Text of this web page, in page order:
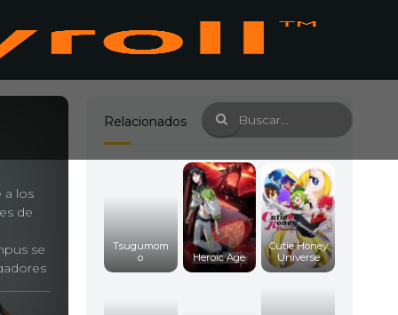
a los
de
se
Relacionados
Tsugumom
o
Heroic Age
Cutie Honey
Universe